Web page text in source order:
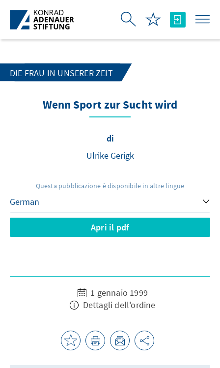
Skip to Main Content
DIE FRAU IN UNSERER ZEIT
Wenn Sport zur Sucht wird
di
Ulrike Gerigk
Questa pubblicazione è disponibile in altre lingue
Apri il pdf
1 gennaio 1999
Dettagli dell'ordine